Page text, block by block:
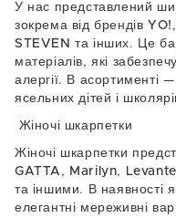
У нас представлений
зокрема від брендів YO! ,
STEVEN та інших. Це
матеріалів, які
алергії. В асортименті
ясельних дітей і
Жіночі шкарпетки
Жіночі шкарпетки
GATTA , Marilyn, Levante
та іншими. В наявності
елегантні мереживні